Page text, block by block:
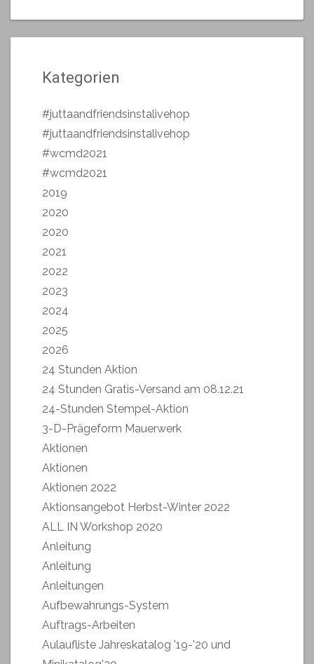
Kategorien
#juttaandfriendsinstalivehop
#juttaandfriendsinstalivehop
#wcmd2021
#wcmd2021
2019
2020
2020
2021
2022
2023
2024
2025
2026
24 Stunden Aktion
24 Stunden Gratis-Versand am 08.12.21
24-Stunden Stempel-Aktion
3-D-Prägeform Mauerwerk
Aktionen
Aktionen
Aktionen 2022
Aktionsangebot Herbst-Winter 2022
ALL IN Workshop 2020
Anleitung
Anleitung
Anleitungen
Aufbewahrungs-System
Auftrags-Arbeiten
Aulaufliste Jahreskatalog '19-'20 und